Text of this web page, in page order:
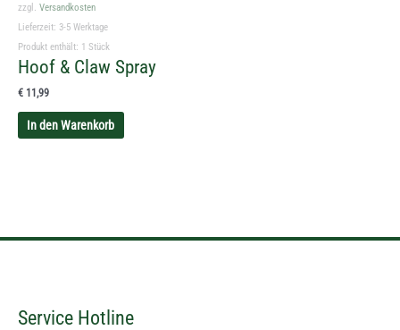
zzgl. Versandkosten
Lieferzeit: 3-5 Werktage
Produkt enthält: 1 Stück
Hoof & Claw Spray
€ 11,99
In den Warenkorb
Service Hotline